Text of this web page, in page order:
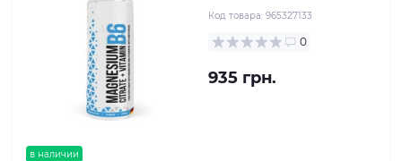
в наличии
Код товара: 965327133
0
935 грн.